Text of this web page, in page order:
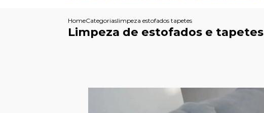
HomeCategoriaslimpeza estofados tapetes
Limpeza de estofados e tapetes